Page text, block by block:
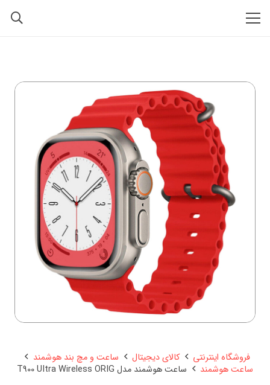
فروشگاه اینترنتی کالای دیجیتال
ساعت و مچ بند هوشمند
ساعت هوشمند
ساعت هوشمند مدل T900 UItra Wireless ORIG